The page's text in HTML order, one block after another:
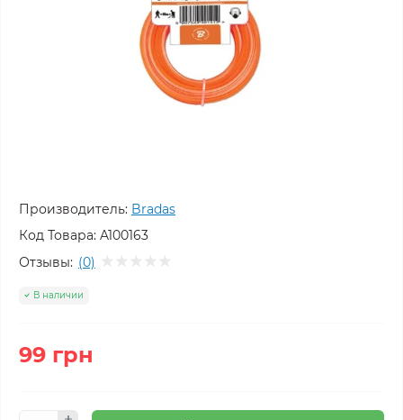
Производитель: Bradas
Код Товара: A100163
Отзывы: (0)
В наличии
99 грн